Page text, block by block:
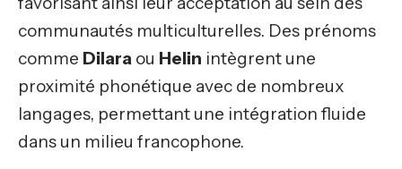
communautés multiculturelles. Des prénoms
comme Dilara ou Helin intègrent une
proximité phonétique avec de nombreux
langages, permettant une intégration fluide
dans un milieu francophone.